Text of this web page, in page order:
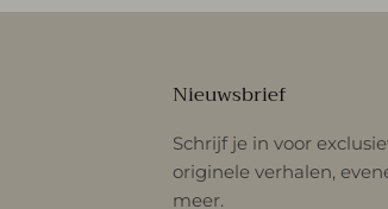
Nieuwsbrief
Schrijf je in voor
originele verhalen,
meer.